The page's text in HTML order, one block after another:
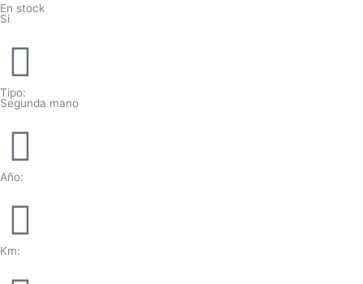
En stock
Si
Tipo:
Segunda mano
Año:
Km: